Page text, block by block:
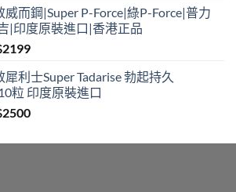
$349
through
$2199
威而鋼|Super P-Force|綠P-Force|普力
|印度原裝進口|香港正品
2199Price
$329
through
$2199
利士Super Tadarise 勃起持久
粒 印度原裝進口
2500Price
$489